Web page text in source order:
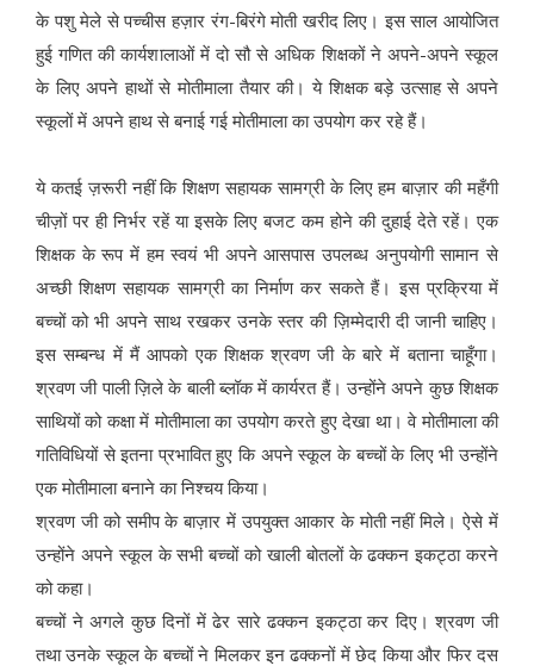
के पशु मेले से पच्चीस हज़ार रंग-बिरंगे मोती खरीद लिए। इस साल आयोजित
हुई गणित की कार्यशालाओं में दो सौ से अधिक शिक्षकों ने अपने-अपने स्कूल
के लिए अपने हाथों से मोतीमाला तैयार की। ये शिक्षक बड़े उत्साह से अपने
स्कूलों में अपने हाथ से बनाई गई मोतीमाला का उपयोग कर रहे हैं।
ये कतई ज़रूरी नहीं कि शिक्षण सहायक सामग्री के लिए हम बाज़ार की महँगी
चीज़ों पर ही निर्भर रहें या इसके लिए बजट कम होने की दुहाई देते रहें। एक
शिक्षक के रूप में हम स्वयं भी अपने आसपास उपलब्ध अनुपयोगी सामान से
अच्छी शिक्षण सहायक सामग्री का निर्माण कर सकते हैं। इस प्रक्रिया में
बच्चों को भी अपने साथ रखकर उनके स्तर की ज़िम्मेदारी दी जानी चाहिए।
इस सम्बन्ध में मैं आपको एक शिक्षक श्रवण जी के बारे में बताना चाहूँगा।
श्रवण जी पाली ज़िले के बाली ब्लॉक में कार्यरत हैं। उन्होंने अपने कुछ शिक्षक
साथियों को कक्षा में मोतीमाला का उपयोग करते हुए देखा था। वे मोतीमाला की
गतिविधियों से इतना प्रभावित हुए कि अपने स्कूल के बच्चों के लिए भी उन्होंने
एक मोतीमाला बनाने का निश्चय किया।
श्रवण जी को समीप के बाज़ार में उपयुक्त आकार के मोती नहीं मिले। ऐसे में
उन्होंने अपने स्कूल के सभी बच्चों को खाली बोतलों के ढक्कन इकट्ठा करने
को कहा।
बच्चों ने अगले कुछ दिनों में ढेर सारे ढक्कन इकट्ठा कर दिए। श्रवण जी
तथा उनके स्कूल के बच्चों ने मिलकर इन ढक्कनों में छेद किया और फिर दस